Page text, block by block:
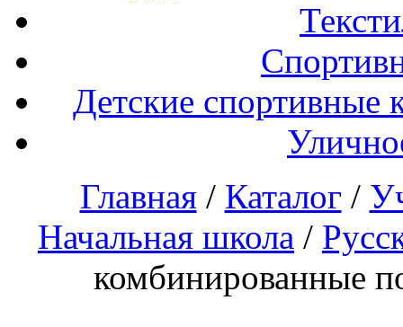
Детские спортивные
Главная/ Каталог /
Начальная школа /
комбинированные